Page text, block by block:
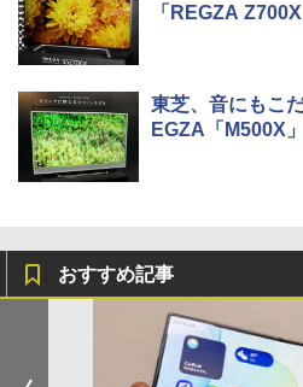
「REGZA Z700X
東芝、音にもこ
EGZA「M500X」
おすすめ記事